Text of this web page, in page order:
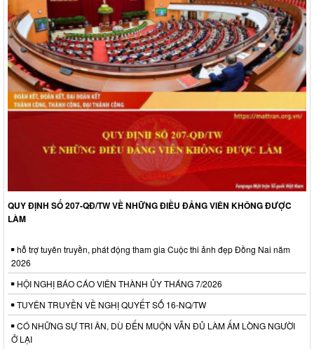
QUY ĐỊNH SỐ 207-QĐ/TW VỀ NHỮNG ĐIỀU ĐẢNG VIÊN KHÔNG ĐƯỢC
LÀM
hỗ trợ tuyên truyền, phát động tham gia Cuộc thi ảnh đẹp Đồng Nai năm
2026
HỘI NGHỊ BÁO CÁO VIÊN THÀNH ỦY THÁNG 7/2026
TUYÊN TRUYỀN VỀ NGHỊ QUYẾT SỐ 16-NQ/TW
CÓ NHỮNG SỰ TRI ÂN, DÙ ĐẾN MUỘN VẪN ĐỦ LÀM ẤM LÒNG NGƯỜI
Ở LẠI